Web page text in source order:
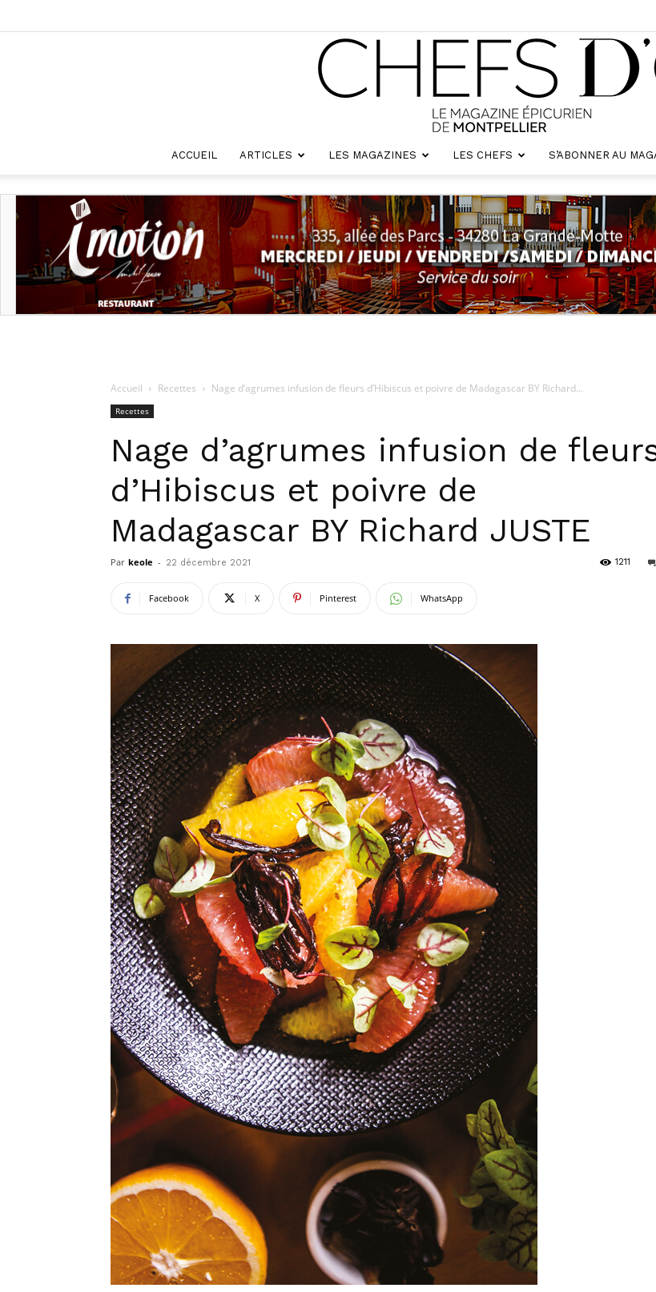
d'oc
ACCUEIL ARTICLES LES MAGAZINES LES CHEFS S’ABONNER AU
Accueil Recettes Nage d’agrumes infusion de fleurs d’Hibiscus et poivre de Madagascar BY Richard...
Recettes
Nage d’agrumes infusion de
d’Hibiscus et poivre de
Madagascar BY Richard JUSTE
Par keole - 22 décembre 2021 1211
Facebook X Pinterest WhatsApp